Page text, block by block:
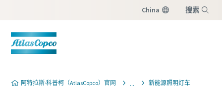
China 搜索
阿特拉斯·科普柯（AtlasCopco）官网 新能源照明灯车